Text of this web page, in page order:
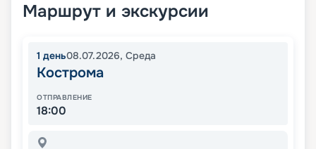
Маршрут и экскурсии
1 день08.07.2026, Среда
Кострома
ОТПРАВЛЕНИЕ
18:00